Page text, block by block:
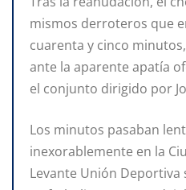
mismos derroteros que
cuarenta y cinco
ante la aparente apatía
el conjunto dirigido por
Los minutos pasaban
inexorablemente en la
Levante Unión Deportiva